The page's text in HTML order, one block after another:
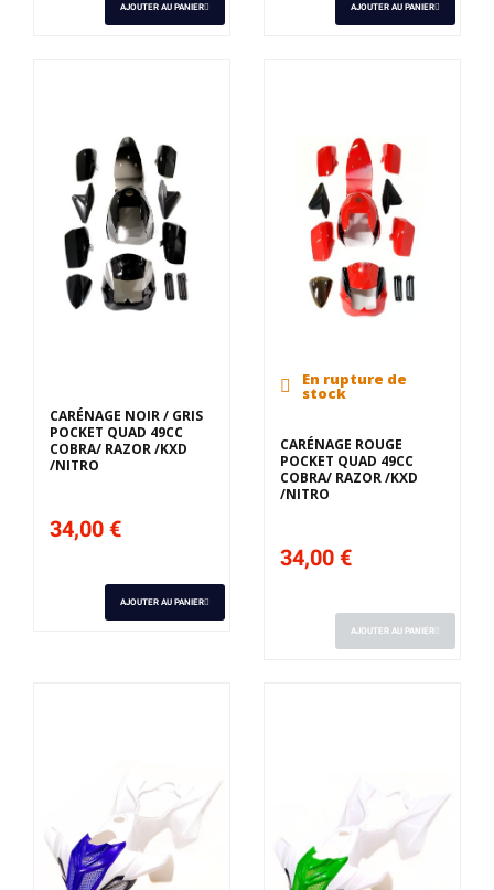
AJOUTER AU PANIER AJOUTER AU PANIER
CARÉNAGE NOIR / GRIS
POCKET QUAD 49CC
COBRA/ RAZOR /KXD
/NITRO
34,00 €
AJOUTER AU PANIER
En rupture de
stock
CARÉNAGE ROUGE
POCKET QUAD 49CC
COBRA/ RAZOR /KXD
/NITRO
34,00 €
AJOUTER AU PANIER